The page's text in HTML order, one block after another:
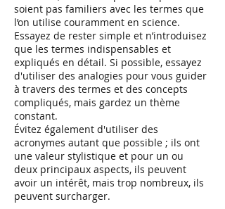
soient pas familiers avec les termes que
l’on utilise couramment en science.
Essayez de rester simple et n’introduisez
que les termes indispensables et
expliqués en détail. Si possible, essayez
d'utiliser des analogies pour vous guider
à travers des termes et des concepts
compliqués, mais gardez un thème
constant.
Évitez également d'utiliser des
acronymes autant que possible ; ils ont
une valeur stylistique et pour un ou
deux principaux aspects, ils peuvent
avoir un intérêt, mais trop nombreux, ils
peuvent surcharger.